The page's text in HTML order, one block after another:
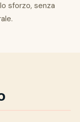
sforzo, senza